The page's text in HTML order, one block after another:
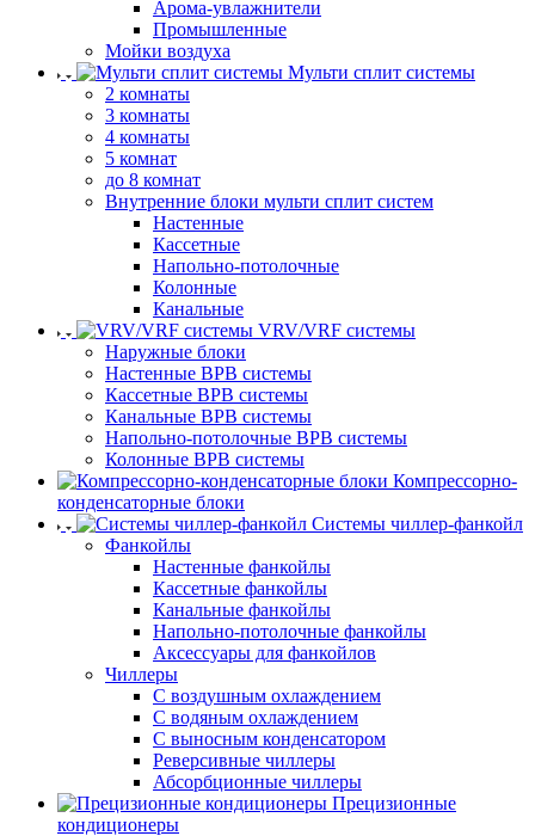
Арома-увлажнители
Промышленные
Мойки воздуха
Мульти сплит системы
2 комнаты
3 комнаты
4 комнаты
5 комнат
до 8 комнат
Внутренние блоки мульти сплит систем
Настенные
Кассетные
Напольно-потолочные
Колонные
Канальные
VRV/VRF системы
Наружные блоки
Настенные ВРВ системы
Кассетные ВРВ системы
Канальные ВРВ системы
Напольно-потолочные ВРВ системы
Колонные ВРВ системы
Компрессорно-
конденсаторные блоки
Системы чиллер-фанкойл
Фанкойлы
Настенные фанкойлы
Кассетные фанкойлы
Канальные фанкойлы
Напольно-потолочные фанкойлы
Аксессуары для фанкойлов
Чиллеры
С воздушным охлаждением
С водяным охлаждением
С выносным конденсатором
Реверсивные чиллеры
Абсорбционные чиллеры
Прецизионные
кондиционеры